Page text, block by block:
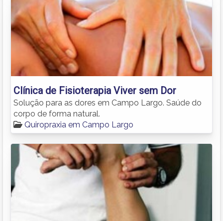
Clínica de Fisioterapia Viver sem Dor
Solução para as dores em Campo Largo. Saúde do
corpo de forma natural.
Quiropraxia em Campo Largo